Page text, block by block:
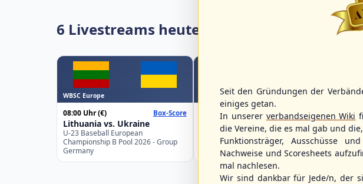
6 Livestreams heute
WBSC Europe
08:00 Uhr(€) Box-Score
Lithuania vs. Ukraine
U-23 Baseball European
Championship B Pool 2026 - Group
Germany
WBSC Europe
08:00 Uhr(€) Box-Score
Croatia vs. Greece
U-23 Baseball European
Championship B Pool 2026 - Group
WBSC
11:30
U-23
Spain
Seit den Gründungen der
einiges getan.
In unserer verbandseigenen Wiki
die Vereine, die es mal gab und
Funktionsträger, Ausschüsse
Nachweise und Scoresheets
mal nachlesen.
Wir sind dankbar für Jede/n, der